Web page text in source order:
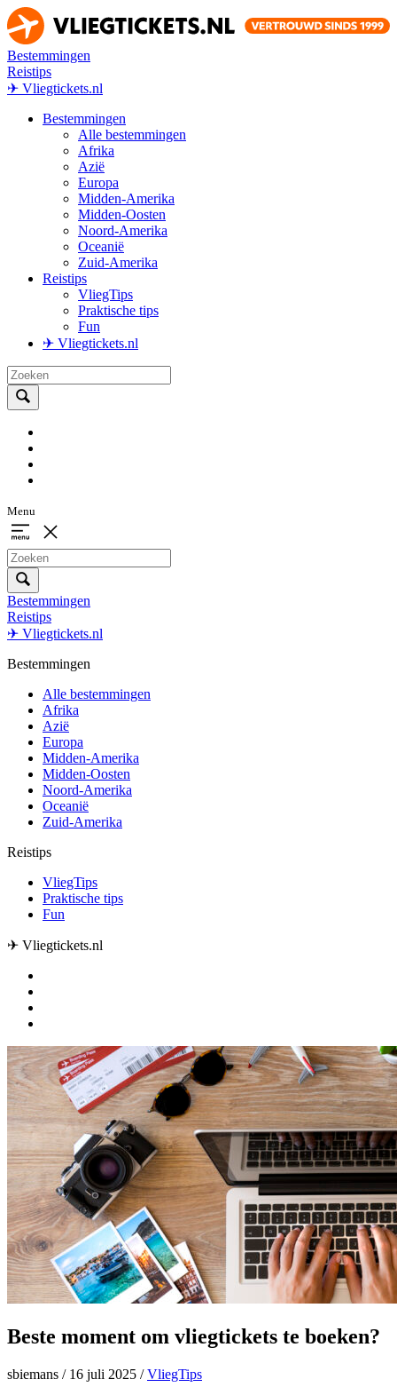
Bestemmingen
Reistips
✈ Vliegtickets.nl
Bestemmingen
Alle bestemmingen
Afrika
Azië
Europa
Midden-Amerika
Midden-Oosten
Noord-Amerika
Oceanië
Zuid-Amerika
Reistips
VliegTips
Praktische tips
Fun
✈ Vliegtickets.nl
Menu
Bestemmingen
Reistips
✈ Vliegtickets.nl
Bestemmingen
Alle bestemmingen
Afrika
Azië
Europa
Midden-Amerika
Midden-Oosten
Noord-Amerika
Oceanië
Zuid-Amerika
Reistips
VliegTips
Praktische tips
Fun
✈ Vliegtickets.nl
Beste moment om vliegtickets te boeken?
sbiemans /16 juli 2025 / VliegTips